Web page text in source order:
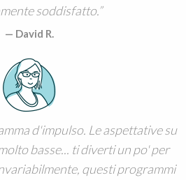
soddisfatto.
David R.
d'impulso. Le aspettative su
basse... ti diverti un po' per
questi programmi